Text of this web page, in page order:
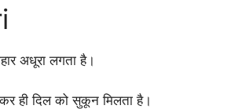
अधूरा लगता है।
ही दिल को सुकून मिलता है।